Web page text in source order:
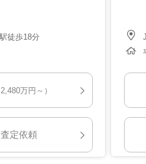
徒歩18分
2,480万円～）
定依頼